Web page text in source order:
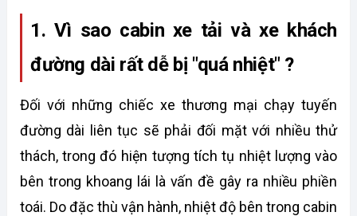
1. Vì sao cabin xe tải và xe khách
đường dài rất dễ bị "quá nhiệt" ?
Đối với những chiếc xe thương mại chạy tuyến
đường dài liên tục sẽ phải đối mặt với nhiều thử
thách, trong đó hiện tượng tích tụ nhiệt lượng vào
bên trong khoang lái là vấn đề gây ra nhiều phiền
toái. Do đặc thù vận hành, nhiệt độ bên trong cabin